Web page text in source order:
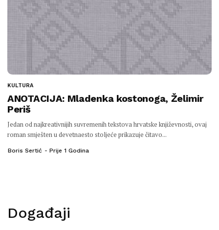
KULTURA
ANOTACIJA: Mladenka kostonoga, Želimir
Periš
Jedan od najkreativnijih suvremenih tekstova hrvatske književnosti, ovaj
roman smješten u devetnaesto stoljeće prikazuje čitavo...
Boris Sertić Prije 1 Godina
Događaji